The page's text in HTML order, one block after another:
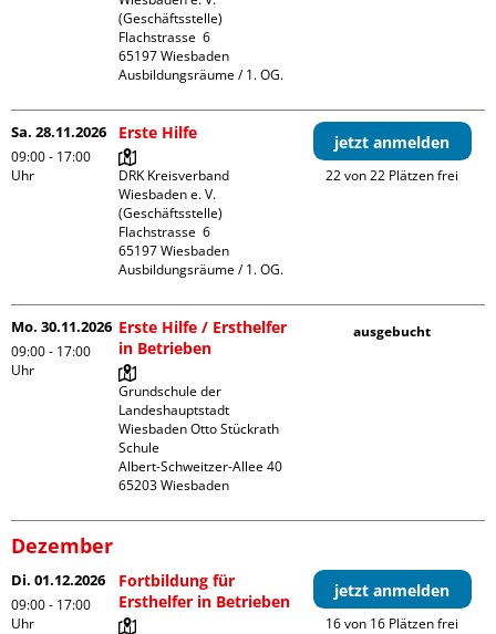
(Geschäftsstelle)
Flachstrasse  6
65197 Wiesbaden
Ausbildungsräume / 1. OG.
Sa. 28.11.2026
09:00 - 17:00
Uhr
Erste Hilfe
DRK Kreisverband
Wiesbaden e. V.
(Geschäftsstelle)
Flachstrasse  6
65197 Wiesbaden
Ausbildungsräume / 1. OG.
jetzt anmelden
22 von 22 Plätzen frei
Mo. 30.11.2026
09:00 - 17:00
Uhr
Erste Hilfe / Ersthelfer
in Betrieben
Grundschule der
Landeshauptstadt
Wiesbaden Otto Stückrath
Schule
Albert-Schweitzer-Allee 40
ausgebucht
Dezember
Di. 01.12.2026
09:00 - 17:00
Uhr
Fortbildung für
Ersthelfer in Betrieben
jetzt anmelden
16 von 16 Plätzen frei